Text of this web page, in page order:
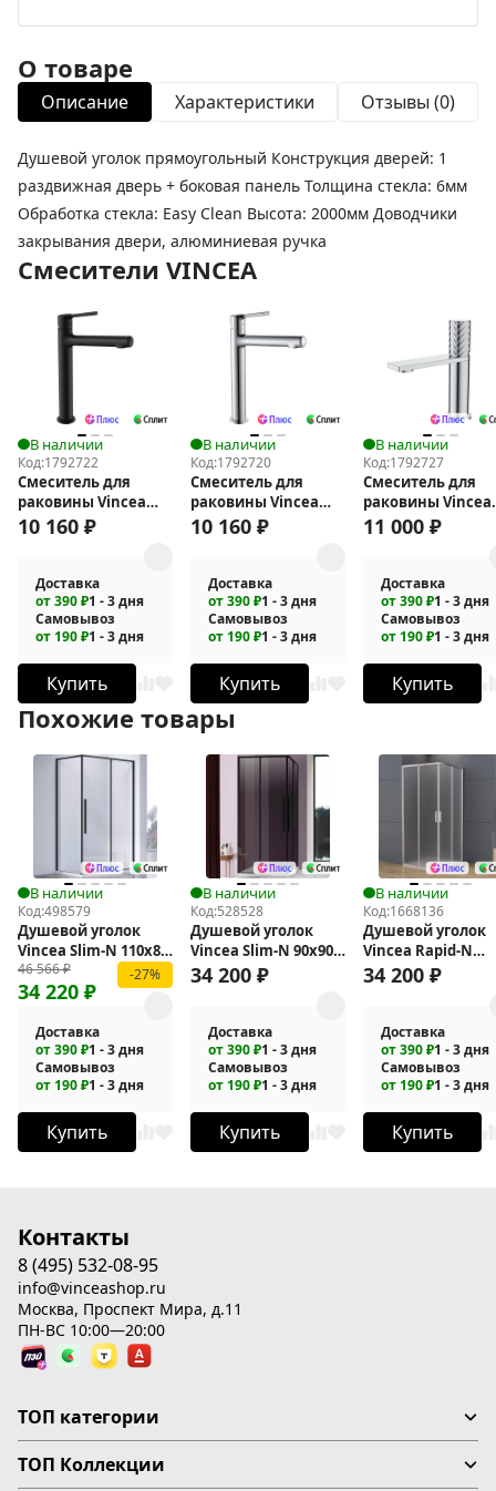
О товаре
Описание Характеристики Отзывы (0)
Душевой уголок прямоугольный Конструкция дверей: 1
раздвижная дверь + боковая панель Толщина стекла: 6мм
Обработка стекла: Easy Clean Высота: 2000мм Доводчики
закрывания двери, алюминиевая ручка
Смесители VINCEA
В наличии
Код:1792722
Смеситель для
раковины Vincea
Феерие (Feerie) VBF-
10 160 ₽
Доставка
от 390 ₽1 - 3 дня
Самовывоз
от 190 ₽1 - 3 дня
Купить
В наличии
Код:1792720
Смеситель для
раковины Vincea
Феерие (Feerie) VBF-
10 160 ₽
Доставка
от 390 ₽1 - 3 дня
Самовывоз
от 190 ₽1 - 3 дня
Купить
В наличии
Код:1792727
Смеситель для
раковины Vincea
Альто (Alto) VBF-
11 000 ₽
Доставка
от 390 ₽1 - 3 дня
Самовывоз
от 190 ₽1 - 3 дня
Купить
Похожие товары
В наличии
Код:498579
Душевой уголок
Vincea Slim-N 110x80
VSR-4SN8011CLB
46 566₽
34 220 ₽
-27%
Доставка
от 390 ₽1 - 3 дня
Самовывоз
от 190 ₽1 - 3 дня
Купить
В наличии
Код:528528
Душевой уголок
Vincea Slim-N 90x90
VSS-4SN900CGB
34 200 ₽
Доставка
от 390 ₽1 - 3 дня
Самовывоз
от 190 ₽1 - 3 дня
Купить
В наличии
Код:1668136
Душевой уголок
Vincea Rapid-N
100x100 VSS-
34 200 ₽
Доставка
от 390 ₽1 - 3 дня
Самовывоз
от 190 ₽1 - 3 дня
Купить
Контакты
8 (495) 532-08-95
info@vinceashop.ru
Москва, Проспект Мира, д.11
ПН-ВС 10:00—20:00
ТОП категории
ТОП Коллекции